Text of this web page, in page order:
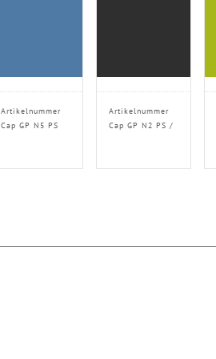
Artikelnummer
Cap GP N5 PS
Artikelnummer
Cap GP N2 PS /